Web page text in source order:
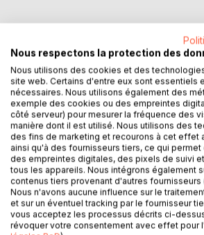
DESCRIPTION
Aux premiers jours d'octobre 1793, le
Parlement de Paris reprenait son
anciens, des grands jours de lits de
personnel était grandement
mouvement continu de juges ou de
provinces, venant se mettre à la
Tinville, accusateur du nouveau
par la Convention, s'installant, prenant
familiarisant avec la nouveauté du lieu,
Nous respectons la protection des
Nous utilisons des cookies et des
site web. Certains d'entre eux sont essentiels
nécessaires. Nous utilisons également des
exemple des cookies ou des empreintes
côté serveur) pour mesurer la fréquence des
manière dont il est utilisé. Nous utilisons des
des fins de marketing et recourons à cet effet
ainsi qu'à des fournisseurs tiers, ce qui
des empreintes digitales, des pixels de suivi
tous les appareils. Nous intégrons également
contenus tiers provenant d'autres
Nous n'avons aucune influence sur le
et sur un éventuel tracking par le fournisseur
vous acceptez les processus décrits ci-
révoquer votre consentement avec effet pour